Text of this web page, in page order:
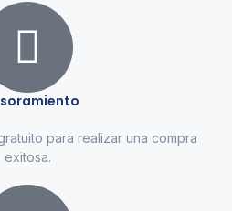
para realizar una compra
exitosa.